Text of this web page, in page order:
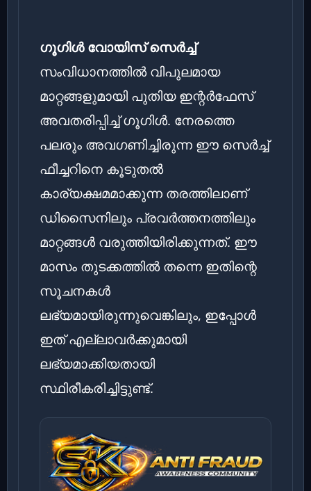
ഗൂഗിൾ വോയിസ് സെർച്ച്
സംവിധാനത്തിൽ വിപുലമായ
മാറ്റങ്ങളുമായി പുതിയ ഇന്റർഫേസ്
അവതരിപ്പിച്ച് ഗൂഗിൾ. നേരത്തെ
പലരും അവഗണിച്ചിരുന്ന ഈ സെർച്ച്
ഫീച്ചറിനെ കൂടുതൽ
കാര്യക്ഷമമാക്കുന്ന തരത്തിലാണ്
ഡിസൈനിലും പ്രവർത്തനത്തിലും
മാറ്റങ്ങൾ വരുത്തിയിരിക്കുന്നത്. ഈ
മാസം തുടക്കത്തിൽ തന്നെ ഇതിന്റെ
സൂചനകൾ
ലഭ്യമായിരുന്നുവെങ്കിലും, ഇപ്പോൾ
ഇത് എല്ലാവർക്കുമായി
ലഭ്യമാക്കിയതായി
സ്ഥിരീകരിച്ചിട്ടുണ്ട്.